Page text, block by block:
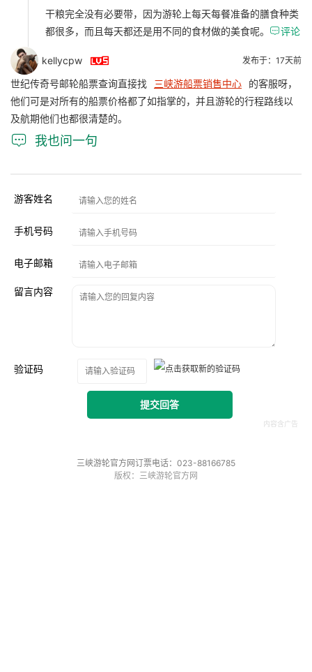
干粮完全没有必要带，因为游轮上每天每餐准备的膳食种类
都很多，而且每天都还是用不同的食材做的美食呢。 评论
kellycpw  发布于：17天前
世纪传奇号邮轮船票查询直接找 三峡游船票销售中心
的客服呀，
他们可是对所有的船票价格都了如指掌的，并且游轮的行程路线以
及航期他们也都很清楚的。
 我也问一句
游客姓名
手机号码
电子邮箱
留言内容
验证码
提交回答
三峡游轮官方网订票电话：023-88166785
版权：三峡游轮官方网